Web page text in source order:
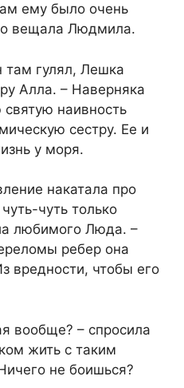
ему было очень
вещала Людмила.
там гулял, Лешка
Алла. – Наверняка
наивность
сестру. Ее и
у моря.
накатала про
чуть только
любимого Люда. –
ребер она
вредности, чтобы его
вообще? – спросила
жить с таким
не боишься?